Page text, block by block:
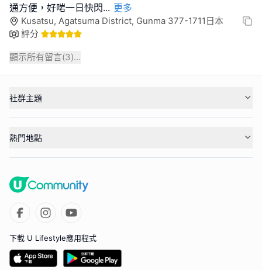
通方便，好啱一日快閃... 更多
Kusatsu, Agatsuma District, Gunma 377-1711日本
評分
顯示所有留言(3)...
社群主題
熱門地點
下載 U Lifestyle應用程式